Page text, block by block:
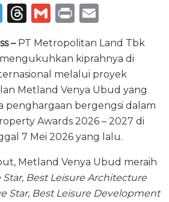
T
e
g
ra
m
T
re
a
d
s
G
ai
l
P
n
t
ai
l
– PT Metropolitan Land Tbk
kiprahnya di
melalui proyek
Metland Venya Ubud yang
penghargaan bergengsi dalam
Awards 2026 – 2027 di
7 Mei 2026 yang lalu.
Metland Venya Ubud meraih
Star, Best Leisure Architecture
Star, Best Leisure Development